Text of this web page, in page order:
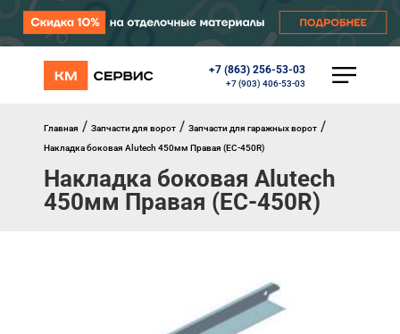
+7 (863) 256-53-03
+7 (903) 406-53-03
КАТАЛОГ
Перегрузочное оборудование
Уличные калитки
Шлагбаумы
Противопожарные ворота
Главная / Запчасти для ворот / Запчасти для гаражных ворот /
Накладка боковая Alutech 450мм Правая (EC-450R)
Накладка боковая Alutech
450мм Правая (EC-450R)